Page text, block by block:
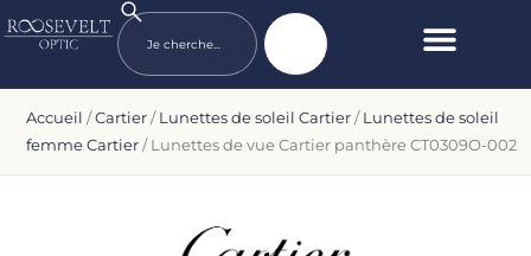
Accueil /Cartier/Lunettes de soleil Cartier/Lunettes de soleil
femme Cartier/ Lunettes de vue Cartier panthère CT0309O-002